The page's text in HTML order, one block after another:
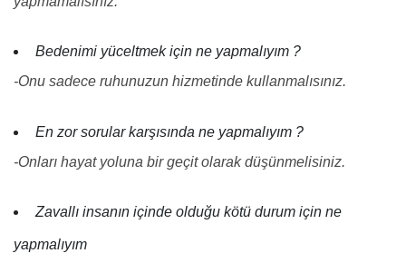
Bedenimi yüceltmek için ne yapmalıyım ?
-Onu sadece ruhunuzun hizmetinde kullanmalısınız.
En zor sorular karşısında ne yapmalıyım ?
-Onları hayat yoluna bir geçit olarak düşünmelisiniz.
Zavallı insanın içinde olduğu kötü durum için ne
yapmalıyım